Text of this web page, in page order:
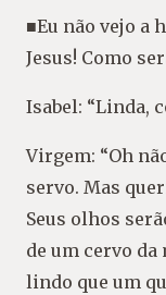
■Eu não vejo a
Jesus! Como
Isabel: “Linda,
Virgem: “Oh
servo. Mas
Seus olhos
de um cervo
lindo que um